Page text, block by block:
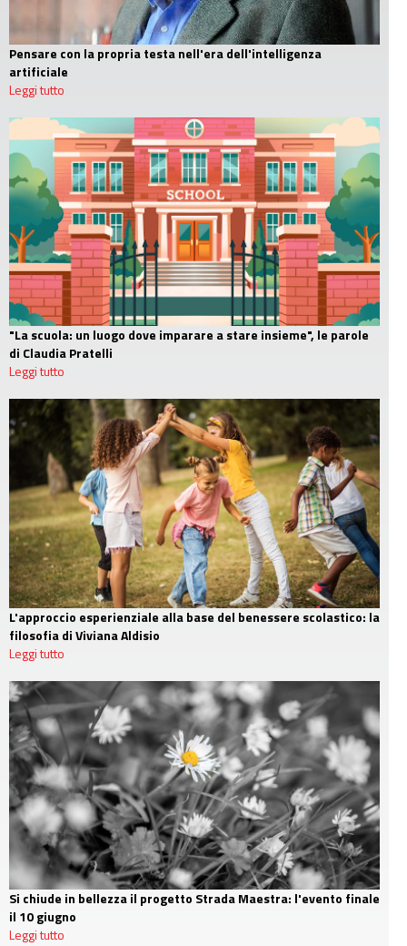
Pensare con la propria testa nell'era dell'intelligenza
artificiale
Leggi tutto
"La scuola: un luogo dove imparare a stare insieme", le parole
di Claudia Pratelli
Leggi tutto
L'approccio esperienziale alla base del benessere scolastico: la
filosofia di Viviana Aldisio
Leggi tutto
Si chiude in bellezza il progetto Strada Maestra: l'evento finale
il 10 giugno
Leggi tutto